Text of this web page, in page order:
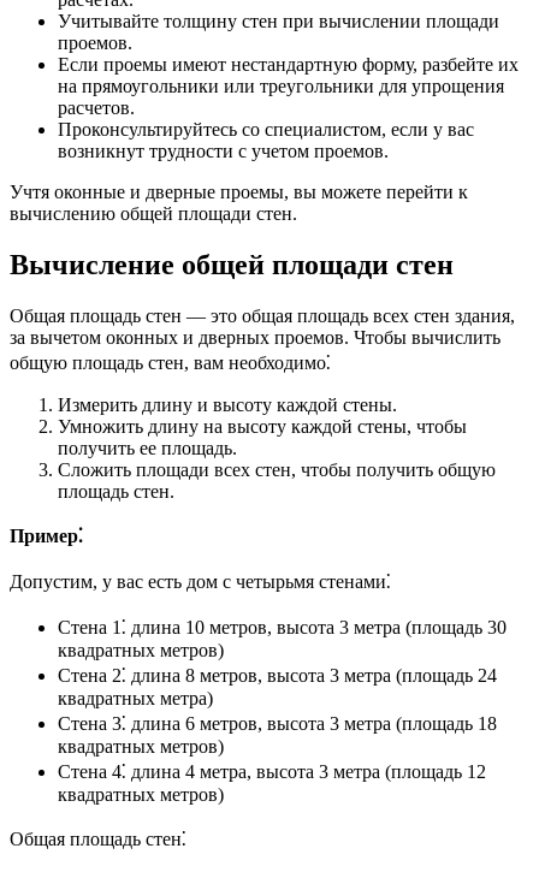
Учитывайте толщину стен при вычислении площади
проемов.
Если проемы имеют нестандартную форму, разбейте их
на прямоугольники или треугольники для упрощения
расчетов.
Проконсультируйтесь со специалистом, если у вас
возникнут трудности с учетом проемов.
Учтя оконные и дверные проемы, вы можете перейти к
вычислению общей площади стен.
Вычисление общей площади стен
Общая площадь стен — это общая площадь всех стен здания,
за вычетом оконных и дверных проемов. Чтобы вычислить
общую площадь стен, вам необходимо⁚
Измерить длину и высоту каждой стены.
Умножить длину на высоту каждой стены, чтобы
получить ее площадь.
Сложить площади всех стен, чтобы получить общую
площадь стен.
Пример⁚
Допустим, у вас есть дом с четырьмя стенами⁚
Стена 1⁚ длина 10 метров, высота 3 метра (площадь 30
квадратных метров)
Стена 2⁚ длина 8 метров, высота 3 метра (площадь 24
квадратных метра)
Стена 3⁚ длина 6 метров, высота 3 метра (площадь 18
квадратных метров)
Стена 4⁚ длина 4 метра, высота 3 метра (площадь 12
квадратных метров)
Общая площадь стен⁚